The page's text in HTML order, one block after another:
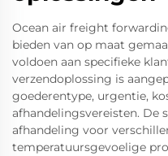
Ocean air freight
bieden van op maat
voldoen aan specifieke
verzendoplossing is
goederentype, urgentie,
afhandelingsvereisten. De
afhandeling voor
temperatuursgevoelige